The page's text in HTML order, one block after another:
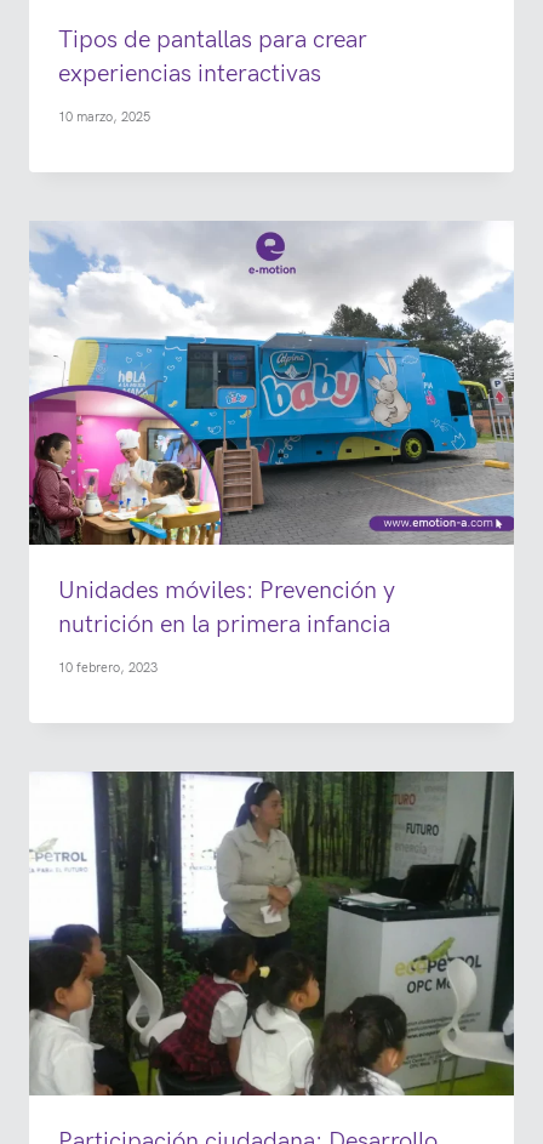
Tipos de pantallas para crear
experiencias interactivas
10 marzo, 2025
Unidades móviles: Prevención y
nutrición en la primera infancia
10 febrero, 2023